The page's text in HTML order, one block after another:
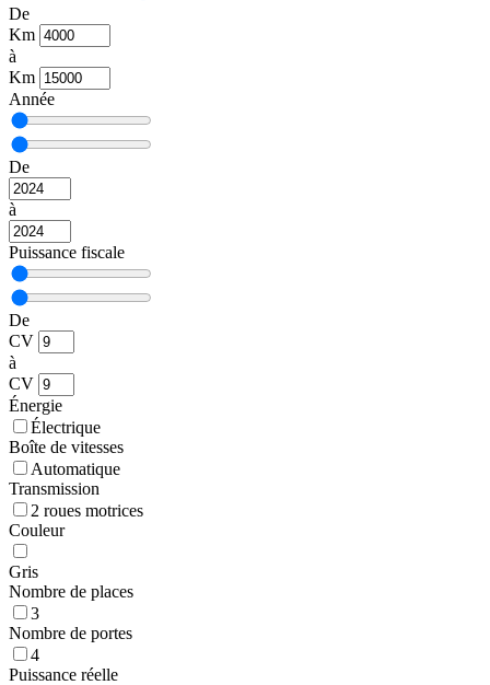
De
Km
à
Km
Année
De
à
Puissance fiscale
De
CV
à
CV
Énergie
Électrique
Boîte de vitesses
Automatique
Transmission
2 roues motrices
Couleur
Gris
Nombre de places
3
Nombre de portes
4
Puissance réelle